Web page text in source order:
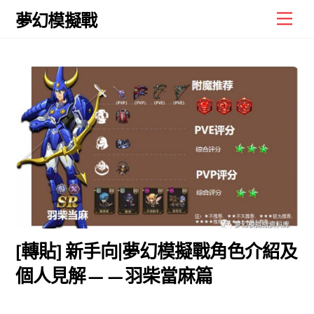
Skip
夢幻模擬戰
[轉貼] 新手向|夢幻模擬戰角色介紹及
個人見解——羽柴當麻篇